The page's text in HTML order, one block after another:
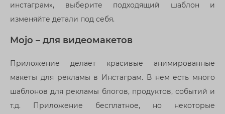
инстаграм», выберите подходящий шаблон и
изменяйте детали под себя.
Mojo – для видеомакетов
Приложение делает красивые анимированные
макеты для рекламы в Инстаграм. В нем есть много
шаблонов для рекламы блогов, продуктов, событий и
т.д. Приложение бесплатное, но некоторые